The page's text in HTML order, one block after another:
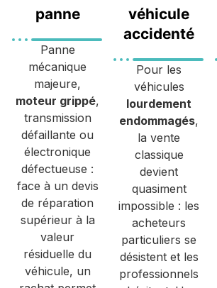
panne
Panne
mécanique
majeure,
moteur grippé,
transmission
défaillante ou
électronique
défectueuse :
face à un devis
de réparation
supérieur à la
valeur
résiduelle du
véhicule, un
véhicule
accidenté
Pour les
véhicules
lourdement
endommagés,
la vente
classique
devient
quasiment
impossible : les
acheteurs
particuliers se
désistent et les
professionnels